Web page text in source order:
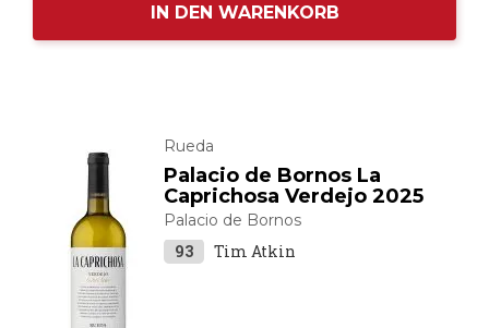
IN DEN WARENKORB
Rueda
Palacio de Bornos La
Caprichosa Verdejo 2025
Palacio de Bornos
93 Tim Atkin